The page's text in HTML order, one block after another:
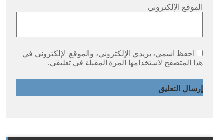
الموقع الإلكتروني
احفظ اسمي، بريدي الإلكتروني، والموقع الإلكتروني في
هذا المتصفح لاستخدامها المرة المقبلة في تعليقي.